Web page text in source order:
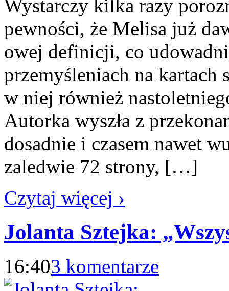
Wystarczy kilka razy
pewności, że Melisa już
owej definicji, co
przemyśleniach na
w niej również
Autorka wyszła z
dosadnie i czasem
zaledwie 72 strony, […]
Czytaj więcej ›
Jolanta Sztejka:
16:403 komentarze